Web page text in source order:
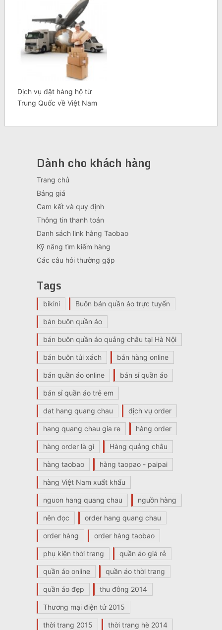
Dịch vụ đặt hàng hộ từ
Trung Quốc về Việt Nam
Dành cho khách hàng
Trang chủ
Bảng giá
Cam kết và quy định
Thông tin thanh toán
Danh sách link hàng Taobao
Kỹ năng tìm kiếm hàng
Các câu hỏi thường gặp
Tags
bikini Buôn bán quần áo trực tuyến
bán buôn quần áo
bán buôn quần áo quảng châu tại Hà Nội
bán buôn túi xách bán hàng online
bán quần áo online bán sỉ quần áo
bán sỉ quần áo trẻ em
dat hang quang chau dịch vụ order
hang quang chau gia re hàng order
hàng order là gì Hàng quảng châu
hàng taobao hàng taopao - paipai
hàng Việt Nam xuất khẩu
nguon hang quang chau nguồn hàng
nên đọc order hang quang chau
order hàng order hàng taobao
phụ kiện thời trang quần áo giá rẻ
quần áo online quần áo thời trang
quần áo đẹp thu đông 2014
Thương mại điện tử 2015
thời trang 2015 thời trang hè 2014